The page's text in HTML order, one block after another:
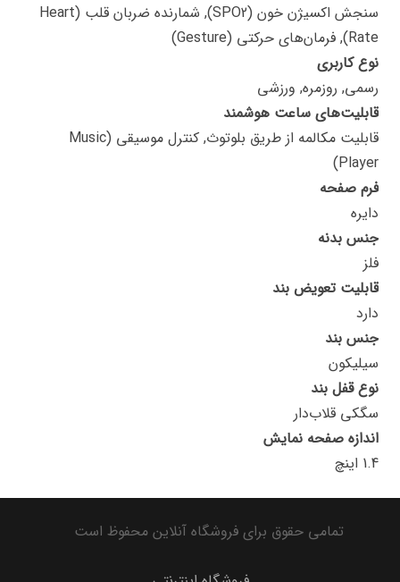
سنجش اکسیژن خون (SPO2), شمارنده ضربان قلب (Heart
Rate), فرمان‌های حرکتی (Gesture)
نوع کاربری
رسمی, روزمره, ورزشی
قابلیت‌های ساعت هوشمند
قابلیت مکالمه از طریق بلوتوث, کنترل موسیقی (Music
Player)
فرم صفحه
دایره
جنس بدنه
فلز
قابلیت تعویض بند
دارد
جنس بند
سیلیکون
نوع قفل بند
سگکی قلاب‌دار
اندازه صفحه نمایش
1.4 اینچ
تمامی حقوق برای فروشگاه آنلاین محفوظ است